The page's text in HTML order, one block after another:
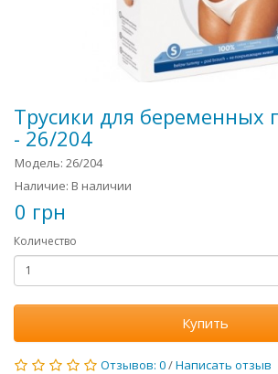
Трусики для беременных
- 26/204
Модель: 26/204
Наличие: В наличии
0 грн
Количество
Купить
Отзывов: 0/Написать отзыв